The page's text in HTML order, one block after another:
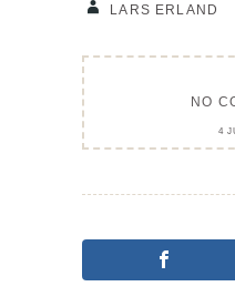
LARS ERLAND
NO
4